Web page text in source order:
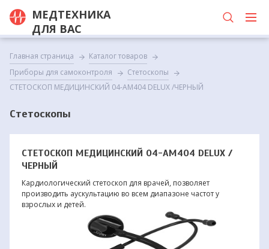
МЕДТЕХНИКА
ДЛЯ ВАС
Главная страница
Каталог товаров
Приборы для самоконтроля
Стетоскопы
СТЕТОСКОП МЕДИЦИНСКИЙ 04-АМ404 DELUX /ЧЕРНЫЙ
Стетоскопы
СТЕТОСКОП МЕДИЦИНСКИЙ 04-АМ404 DELUX /
ЧЕРНЫЙ
Кардиологический стетоскоп для врачей, позволяет
производить аускультацию во всем диапазоне частот у
взрослых и детей.